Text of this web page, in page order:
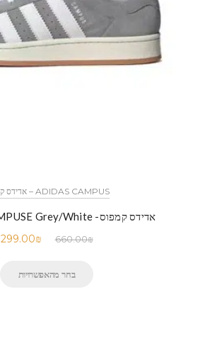
ADIDAS CAMPUS – אדידס קמפוס
אדידס קמפוס- ADIDAS CAMPUSE Grey/White
660.00₪
299.00₪
בחר מהאפשרויות